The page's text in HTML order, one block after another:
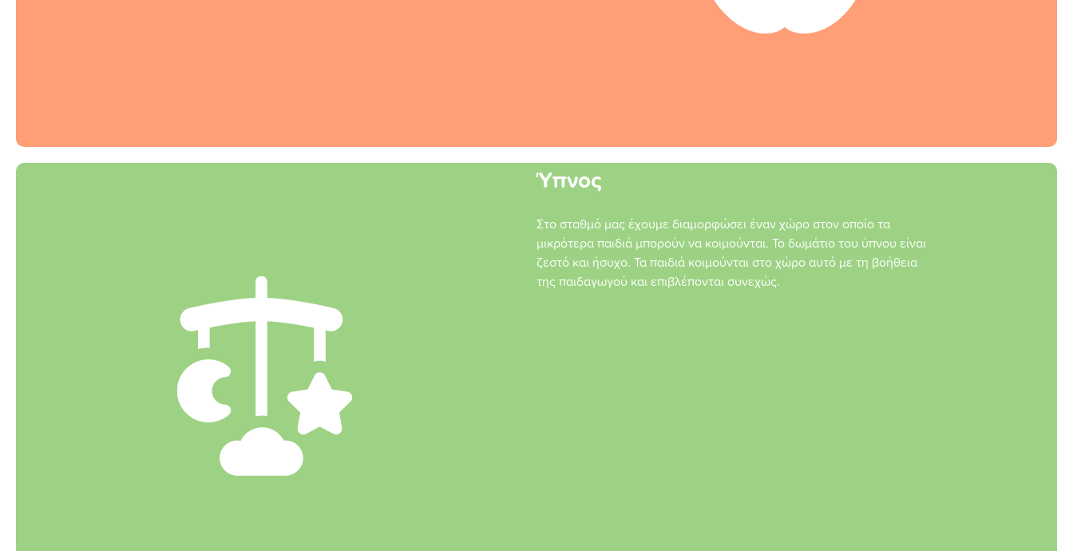
Ύπνος
Στο σταθμό μας έχουμε διαμορφώσει έναν χώρο στον οποίο τα
μικρότερα παιδιά μπορούν να κοιμούνται. Το δωμάτιο του ύπνου είναι
ζεστό και ήσυχο. Τα παιδιά κοιμούνται στο χώρο αυτό με τη βοήθεια
της παιδαγωγού και επιβλέπονται συνεχώς.